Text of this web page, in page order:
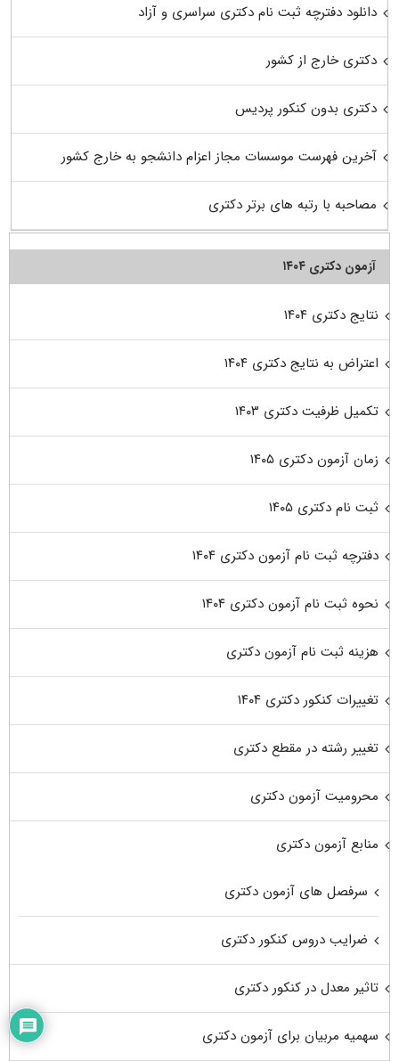
دانلود دفترچه ثبت نام دکتری سراسری و آزاد
دکتری خارج از کشور
دکتری بدون کنکور پردیس
آخرین فهرست موسسات مجاز اعزام دانشجو به خارج کشور
مصاحبه با رتبه های برتر دکتری
آزمون دکتری ۱۴۰۴
نتایج دکتری ۱۴۰۴
اعتراض به نتایج دکتری ۱۴۰۴
تکمیل ظرفیت دکتری ۱۴۰۳
زمان آزمون دکتری ۱۴۰۵
ثبت نام دکتری ۱۴۰۵
دفترچه ثبت نام آزمون دکتری ۱۴۰۴
نحوه ثبت نام آزمون دکتری ۱۴۰۴
هزینه ثبت نام آزمون دکتری
تغییرات کنکور دکتری ۱۴۰۴
تغییر رشته در مقطع دکتری
محرومیت آزمون دکتری
منابع آزمون دکتری
سرفصل های آزمون دکتری
ضرایب دروس کنکور دکتری
تاثیر معدل در کنکور دکتری
سهمیه مربیان برای آزمون دکتری